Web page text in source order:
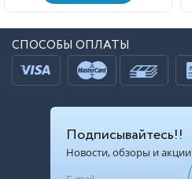
СПОСОБЫ ОПЛАТЫ
Подписывайтесь!!
Новости, обзоры и акции